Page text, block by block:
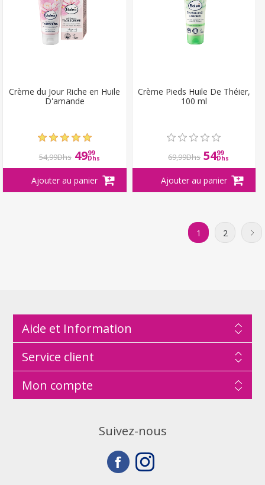
Crème du Jour Riche en Huile
D'amande
54,99Dhs 4999
Dhs
Crème Pieds Huile De Théier,
100 ml
69,99Dhs 5499
Dhs
1 2
Aide et Information
Service client
Mon compte
Suivez-nous